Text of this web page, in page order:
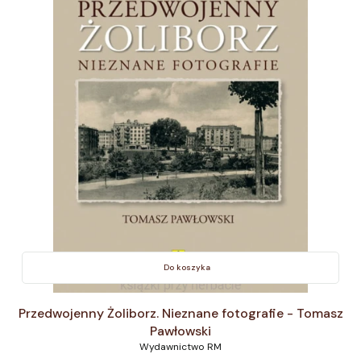
Do koszyka
Przedwojenny Żoliborz. Nieznane fotografie - Tomasz
Pawłowski
Wydawnictwo RM